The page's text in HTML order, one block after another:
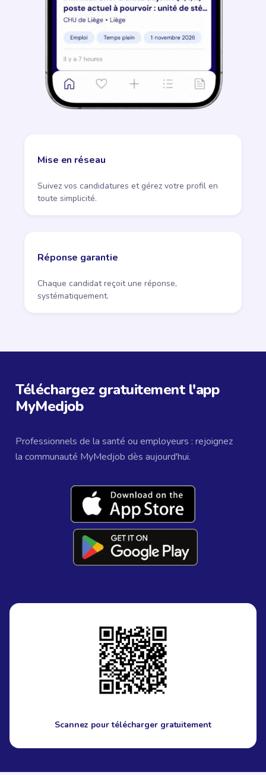
Mise en réseau
Suivez vos candidatures et gérez votre profil en
toute simplicité.
Réponse garantie
Chaque candidat reçoit une réponse,
systématiquement.
Téléchargez gratuitement l'app
MyMedjob
Professionnels de la santé ou employeurs : rejoignez
la communauté MyMedjob dès aujourd'hui.
Scannez pour télécharger gratuitement